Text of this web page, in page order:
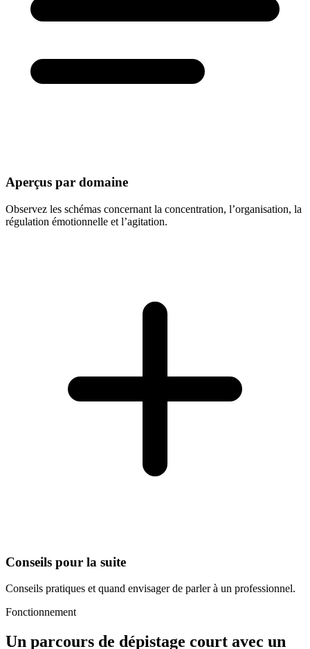
Aperçus par domaine
Observez les schémas concernant la concentration, l’organisation, la
régulation émotionnelle et l’agitation.
Conseils pour la suite
Conseils pratiques et quand envisager de parler à un professionnel.
Fonctionnement
Un parcours de dépistage court avec un